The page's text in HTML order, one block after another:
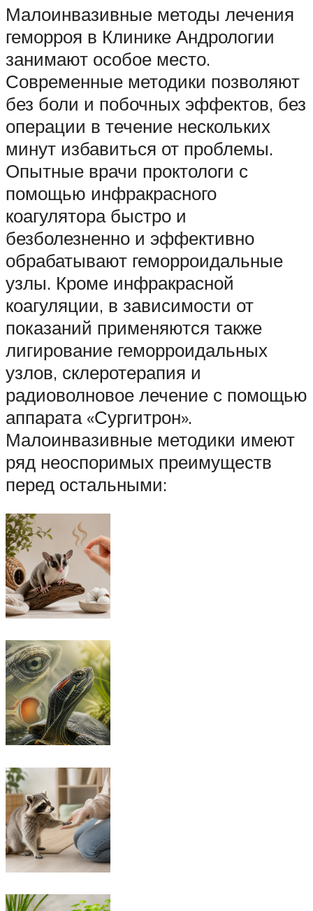
Малоинвазивные методы лечения
геморроя в Клинике Андрологии
занимают особое место.
Современные методики позволяют
без боли и побочных эффектов, без
операции в течение нескольких
минут избавиться от проблемы.
Опытные врачи проктологи с
помощью инфракрасного
коагулятора быстро и
безболезненно и эффективно
обрабатывают геморроидальные
узлы. Кроме инфракрасной
коагуляции, в зависимости от
показаний применяются также
лигирование геморроидальных
узлов, склеротерапия и
радиоволновое лечение с помощью
аппарата «Сургитрон».
Малоинвазивные методики имеют
ряд неоспоримых преимуществ
перед остальными: